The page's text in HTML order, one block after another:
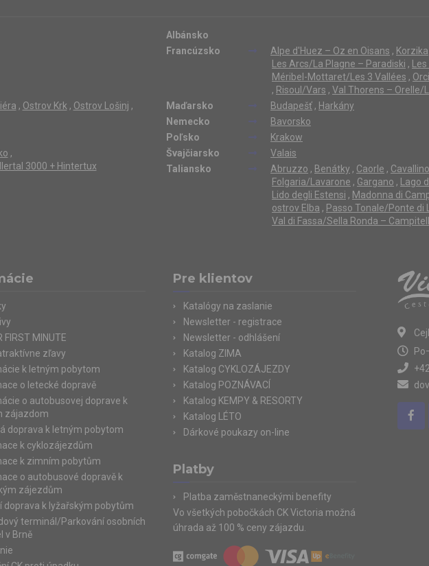
Albánsko
Francúzsko Alpe d'Huez – Oz en Oisans , Korzika
Les Arcs/La Plagne – Paradiski ,
Méribel-Mottaret/Les 3 Vallées ,
, Risoul/Vars , Val Thorens – Orelle/
, Ostrov Krk, Ostrov Lošinj ,
Maďarsko Budapešť , Harkány
Nemecko
Bavorsko
Poľsko
Krakow
,
3000 + Hintertux
Švajčiarsko
Valais
Taliansko
Abruzzo , Benátky , Caorle , Cavallino
Folgaria/Lavarone , Gargano , Lago
Lido degli Estensi , Madonna di
ostrov Elba , Passo Tonale/Ponte di
Val di Fassa/Sella Ronda –
FIRST MINUTE
zľavy
k letným pobytom
o letecké dopravě
o autobusovej doprave k
zájazdom
doprava k letným pobytom
k cyklozájezdům
k zimním pobytům
o autobusové dopravě k
zájezdům
doprava k lyžařským pobytům
terminál/Parkování osobních
v Brně
Pre klientov
Katalógy na zaslanie
Newsletter - registrace
Newsletter - odhlášení
Katalog ZIMA
Katalog CYKLOZÁJEZDY
Katalog POZNÁVACÍ
Katalog KEMPY & RESORTY
Katalog LÉTO
Dárkové poukazy on-line
Platby
Platba zaměstnaneckými benefity
Vo všetkých pobočkách CK Victoria možná
úhrada až 100 % ceny zájazdu.